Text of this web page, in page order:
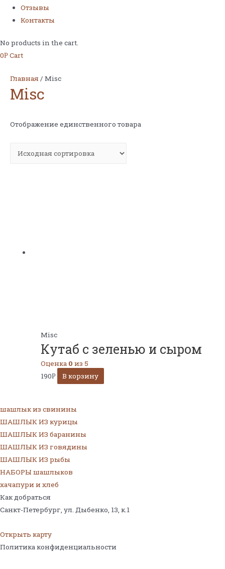
Отзывы
Контакты
No products in the cart.
0Р Cart
Главная/ Misc
Misc
Отображение единственного товара
Misc
Кутаб с зеленью и сыром
Оценка 0 из 5
190Р В корзину
шашлык из свинины
ШАШЛЫК ИЗ курицы
ШАШЛЫК ИЗ баранины
ШАШЛЫК ИЗ говядины
ШАШЛЫК ИЗ рыбы
НАБОРЫ шашлыков
хачапури и хлеб
Как добраться
Санкт-Петербург, ул. Дыбенко, 13, к.1
Открыть карту
Политика конфиденциальности